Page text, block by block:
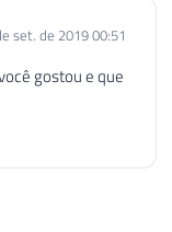
set. de 2019 00:51
gostou e que